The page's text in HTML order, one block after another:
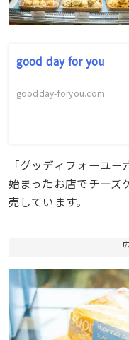
good day for you
goodday-foryou.com
「グッディフォーユ
始まったお店でチーズ
売しています。